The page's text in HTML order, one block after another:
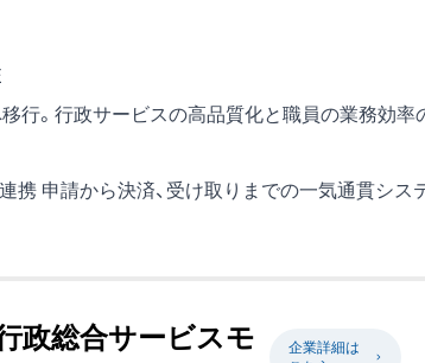
行。行政サービスの高品質化と職員の業務効率
携 申請から決済、受け取りまでの一気通貫シス
政総合サービスモ
企業詳細は